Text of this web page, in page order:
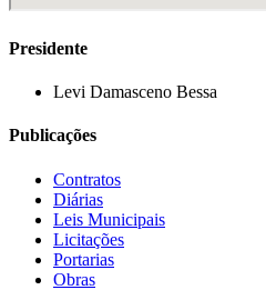
Presidente
Levi Damasceno Bessa
Publicações
Contratos
Diárias
Leis Municipais
Licitações
Portarias
Obras